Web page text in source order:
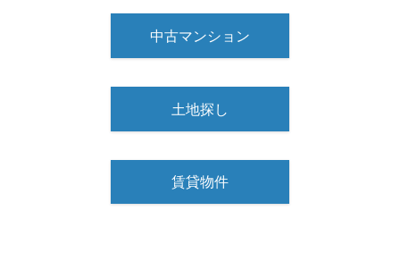
中古マンション
土地探し
賃貸物件